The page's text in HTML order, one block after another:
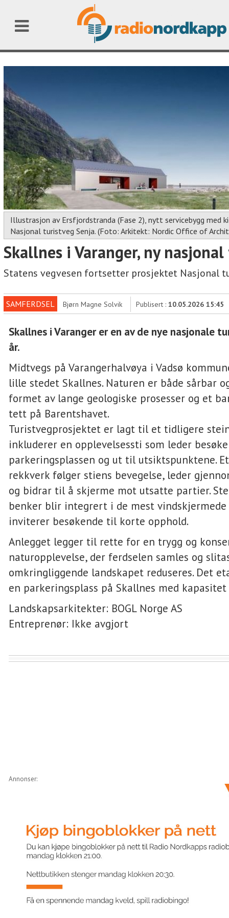
Illustrasjon av Ersfjordstranda (Fase 2), nytt servicebygg med
Nasjonal turistveg Senja. (Foto: Arkitekt: Nordic Office of
Skallnes i Varanger, ny
Statens vegvesen fortsetter prosjektet Nasjonal
SAMFERDSEL Bjørn Magne Solvik Publisert : 10.05.2026 15:45
Skallnes i Varanger er en av de nye nasjonale
år.
Midtvegs på Varangerhalvøya i Vadsø
lille stedet Skallnes. Naturen er både sårbar
formet av lange geologiske prosesser og et
tett på Barentshavet.
Turistvegprosjektet er lagt til et tidligere
inkluderer en opplevelsessti som leder
parkeringsplassen og ut til utsiktspunktene.
rekkverk følger stiens bevegelse, leder
og bidrar til å skjerme mot utsatte partier.
benker blir integrert i de mest
inviterer besøkende til korte opphold.
Anlegget legger til rette for en trygg og
naturopplevelse, der ferdselen samles og
omkringliggende landskapet reduseres. Det
en parkeringsplass på Skallnes med
Landskapsarkitekter: BOGL Norge AS
Entreprenør: Ikke avgjort
Annonser: